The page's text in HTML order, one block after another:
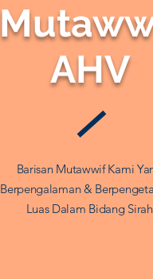
AHV
Barisan Mutawwif Kami
Berpengalaman &
Luas Dalam Bidang Sirah